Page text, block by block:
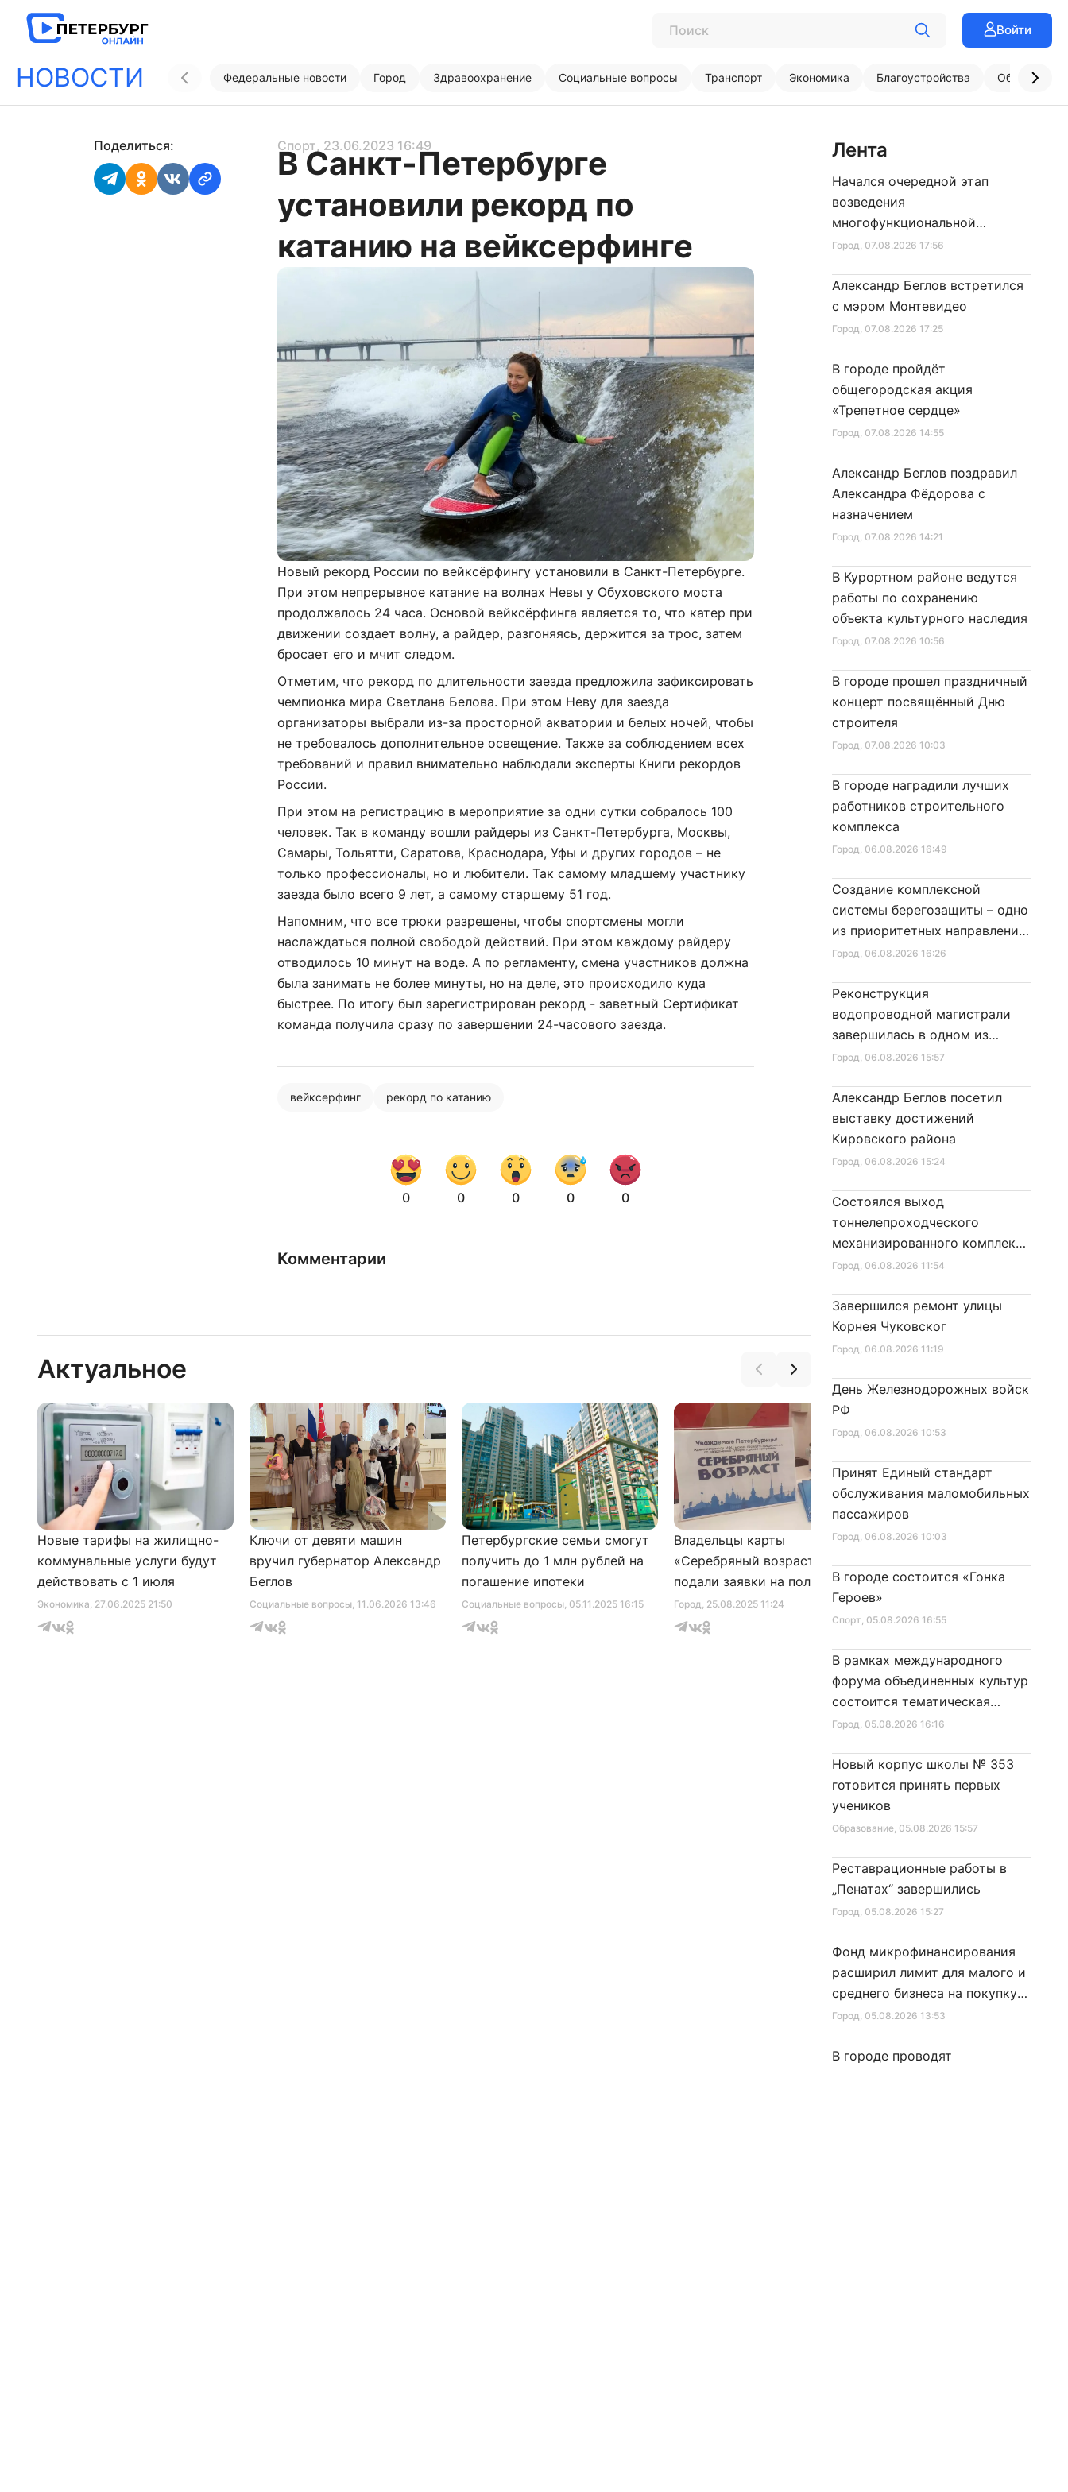
Войти
НОВОСТИ Федеральные новости Город Здравоохранение Социальные вопросы Транспорт Экономика Благоустройства
Поделиться: Спорт, 23.06.2023 16:49
В Санкт-Петербурге
установили рекорд по
катанию на вейксерфинге
Новый рекорд России по вейксёрфингу установили в Санкт-Петербурге.
При этом непрерывное катание на волнах Невы у Обуховского моста
продолжалось 24 часа. Основой вейксёрфинга является то, что катер при
движении создает волну, а райдер, разгоняясь, держится за трос, затем
бросает его и мчит следом.
Отметим, что рекорд по длительности заезда предложила зафиксировать
чемпионка мира Светлана Белова. При этом Неву для заезда
организаторы выбрали из-за просторной акватории и белых ночей, чтобы
не требовалось дополнительное освещение. Также за соблюдением всех
требований и правил внимательно наблюдали эксперты Книги рекордов
России.
При этом на регистрацию в мероприятие за одни сутки собралось 100
человек. Так в команду вошли райдеры из Санкт-Петербурга, Москвы,
Самары, Тольятти, Саратова, Краснодара, Уфы и других городов – не
только профессионалы, но и любители. Так самому младшему участнику
заезда было всего 9 лет, а самому старшему 51 год.
Напомним, что все трюки разрешены, чтобы спортсмены могли
наслаждаться полной свободой действий. При этом каждому райдеру
отводилось 10 минут на воде. А по регламенту, смена участников должна
была занимать не более минуты, но на деле, это происходило куда
быстрее. По итогу был зарегистрирован рекорд - заветный Сертификат
команда получила сразу по завершении 24-часового заезда.
вейксерфинг рекорд по катанию
0 0 0 0 0
Комментарии
Актуальное
Экономика, 27.06.2025 21:50
Новые тарифы на жилищно-
коммунальные услуги будут
действовать с 1 июля
Социальные вопросы, 11.06.2026 13:46
Ключи от девяти машин
вручил губернатор Александр
Беглов
Социальные вопросы, 05.11.2025 16:15
Петербургские семьи смогут
получить до 1 млн рублей на
погашение ипотеки
Город, 25.08.2025 11:24
Владельцы карты
«Серебряный возраст»
подали заявки на получение
сертификата для посещения
музеев
Александр Беглов подписал
в Закон Санкт‑Петербурга
Санкт‑Петербурга»
Лента
Город, 07.08.2026 17:56
Начался очередной этап
возведения
многофункциональной
площадки центра спорта
Город, 07.08.2026 17:25
Александр Беглов встретился
с мэром Монтевидео
Город, 07.08.2026 14:55
В городе пройдёт
общегородская акция
«Трепетное сердце»
Город, 07.08.2026 14:21
Александр Беглов поздравил
Александра Фёдорова с
назначением
Город, 07.08.2026 10:56
В Курортном районе ведутся
работы по сохранению
объекта культурного наследия
Город, 07.08.2026 10:03
В городе прошел праздничный
концерт посвящённый Дню
строителя
Город, 06.08.2026 16:49
В городе наградили лучших
работников строительного
комплекса
Город, 06.08.2026 16:26
Создание комплексной
системы берегозащиты – одно
из приоритетных направлений
развития Петербурга
Город, 06.08.2026 15:57
Реконструкция
водопроводной магистрали
завершилась в одном из
районов города
Город, 06.08.2026 15:24
Александр Беглов посетил
выставку достижений
Кировского района
Город, 06.08.2026 11:54
Состоялся выход
тоннелепроходческого
механизированного комплекса
«Надежда» на поверхность
Город, 06.08.2026 11:19
Завершился ремонт улицы
Корнея Чуковског
Город, 06.08.2026 10:53
День Железнодорожных войск
РФ
Город, 06.08.2026 10:03
Принят Единый стандарт
обслуживания маломобильных
пассажиров
Спорт, 05.08.2026 16:55
В городе состоится «Гонка
Героев»
Город, 05.08.2026 16:16
В рамках международного
форума объединенных культур
состоится тематическая
секция
Образование, 05.08.2026 15:57
Новый корпус школы № 353
готовится принять первых
учеников
Город, 05.08.2026 15:27
Реставрационные работы в
„Пенатах“ завершились
Город, 05.08.2026 13:53
Фонд микрофинансирования
расширил лимит для малого и
среднего бизнеса на покупку
специальной техники
В городе проводят
соглашаетесь с
политикой конфиденциальности